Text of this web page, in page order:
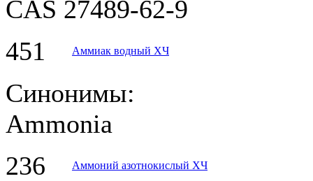
CAS 27489-62-9
451
Аммиак водный ХЧ
Синонимы:
Ammonia
236
Аммоний азотнокислый ХЧ